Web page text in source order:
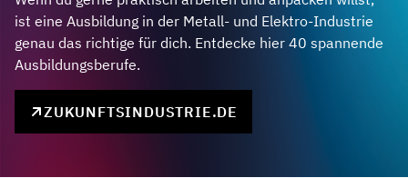
ist eine Ausbildung in der Metall- und Elektro-Industrie
genau das richtige für dich. Entdecke hier 40 spannende
Ausbildungsberufe.
ZUKUNFTSINDUSTRIE.DE